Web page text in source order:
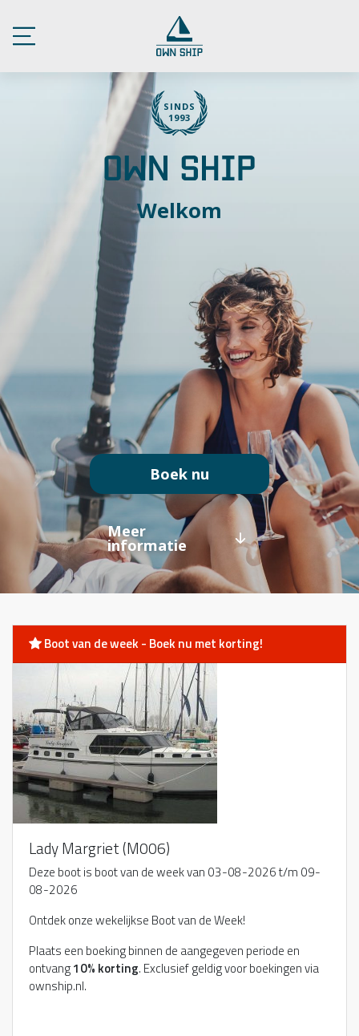
SINDS
1993
Welkom
Boek nu
Meer
informatie
Boot van de week - Boek nu met korting!
Lady Margriet (M006)
Deze boot is boot van de week van 03-08-2026 t/m 09-
08-2026
Ontdek onze wekelijkse Boot van de Week!
Plaats een boeking binnen de aangegeven periode en
ontvang10% korting. Exclusief geldig voor boekingen via
ownship.nl.